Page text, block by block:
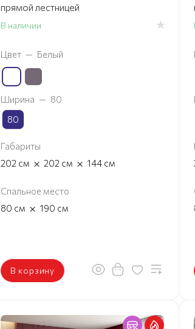
прямой лестницей
В наличии
Цвет — Белый
Ширина — 80
80
Габариты
202 см × 202 см × 144 см
Спальное место
80 см × 190 см
В корзину